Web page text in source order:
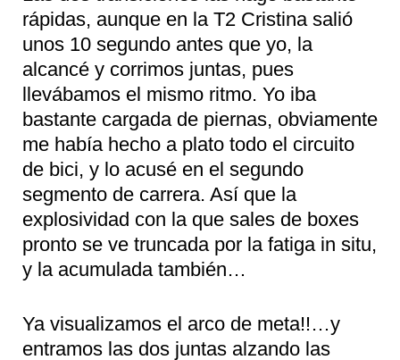
rápidas, aunque en la T2 Cristina salió
unos 10 segundo antes que yo, la
alcancé y corrimos juntas, pues
llevábamos el mismo ritmo. Yo iba
bastante cargada de piernas, obviamente
me había hecho a plato todo el circuito
de bici, y lo acusé en el segundo
segmento de carrera. Así que la
explosividad con la que sales de boxes
pronto se ve truncada por la fatiga in situ,
y la acumulada también…
Ya visualizamos el arco de meta!!…y
entramos las dos juntas alzando las